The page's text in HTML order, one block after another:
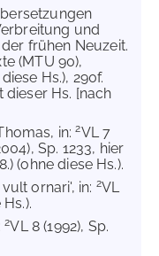
und
frühen Neuzeit.
(MTU 90),
Hs.), 290f.
dieser Hs. [nach
in:2VL 7
Sp. 1233, hier
(ohne diese Hs.).
ornari', in: 2VL
2VL 8 (1992), Sp.